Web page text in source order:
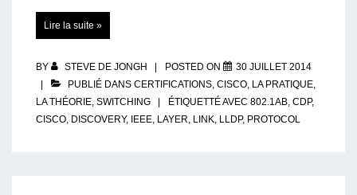
(Link
Lire la suite »
BY STEVE DE JONGH POSTED ON
30 JUILLET 2014
PUBLIÉ DANS CERTIFICATIONS CISCO LA PRATIQUE
LA THÉORIE SWITCHING ÉTIQUETTÉ AVEC 802.1AB CDP,
CISCO DISCOVERY, IEEE LAYER LINK LLDP, PROTOCOL